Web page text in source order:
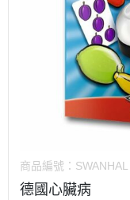
商品編號： SWANHAL
德國心臟病